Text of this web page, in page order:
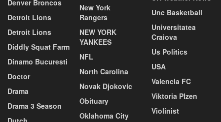
Denver Broncos
Detroit Lions
Detroit Lions
Diddly Squat Farm
Dinamo Bucuresti
Doctor
Drama
Drama 3 Season
New York
Rangers
NEW YORK
YANKEES
NFL
North Carolina
Novak Djokovic
Obituary
Oklahoma City
Unc Basketball
Universitatea
Craiova
Us Politics
USA
Valencia FC
Viktoria Plzen
Violinist